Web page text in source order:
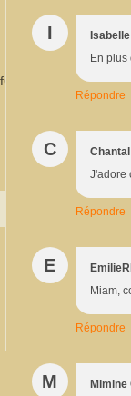
I
Isabelle
En plus
Répondre
C
Chantal
J'adore
Répondre
E
Miam,
Répondre
M
Mimine